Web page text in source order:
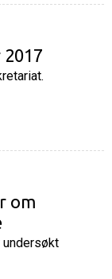
om
undersøkt